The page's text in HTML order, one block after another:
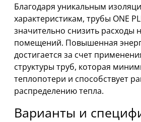
Благодаря уникальным
характеристикам, трубы ONE
значительно снизить расходы
помещений. Повышенная
достигается за счет
структуры труб, которая
теплопотери и способствует
распределению тепла.
Варианты и